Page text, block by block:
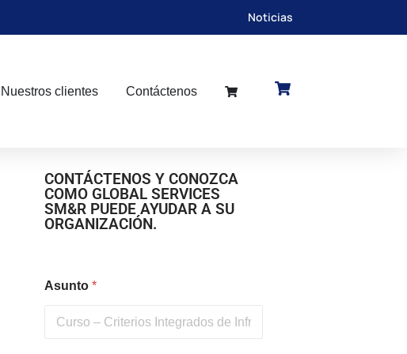
Noticias
Nuestros clientes Contáctenos
CONTÁCTENOS Y CONOZCA
COMO GLOBAL SERVICES
SM&R PUEDE AYUDAR A SU
ORGANIZACIÓN.
Asunto *